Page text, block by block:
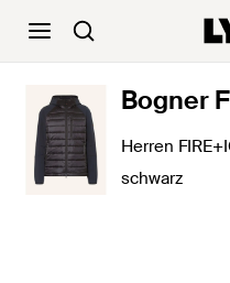
Bogner
Herren
schwarz